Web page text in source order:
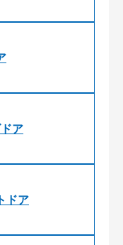
ア
ドア